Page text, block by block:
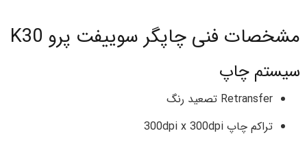
مشخصات فنی چاپگر سوییفت پرو K30
سیستم چاپ
Retransfer تصعید رنگ
تراکم چاپ 300dpi x 300dpi